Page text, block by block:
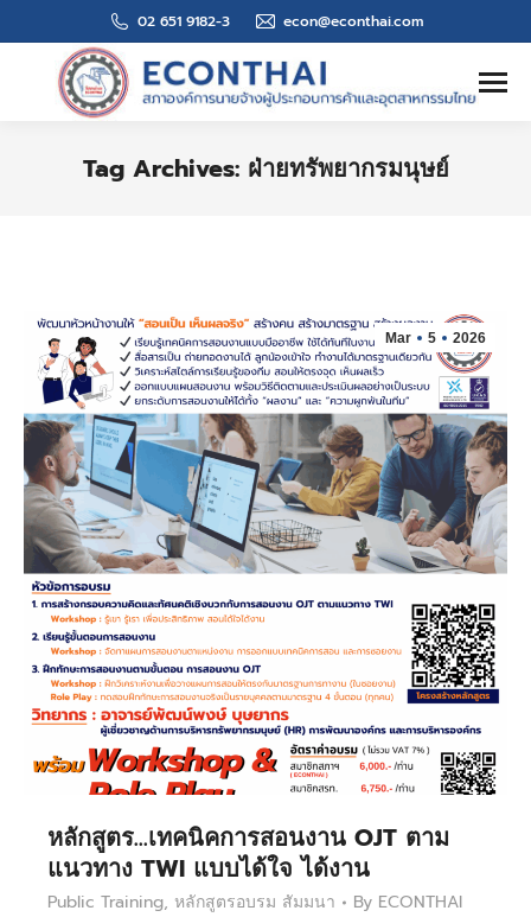
02 651 9182-3 econ@econthai.com
Search:
Tag Archives: ฝ่ายทรัพยากรมนุษย์
Mar 5 2026
หลักสูตร…เทคนิคการสอนงาน OJT ตาม
แนวทาง TWI แบบได้ใจ ได้งาน
Public Training, หลักสูตรอบรม สัมมนา By ECONTHAI